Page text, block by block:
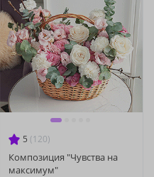
5 (120)
Композиция "Чувства на
максимум"